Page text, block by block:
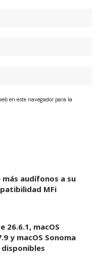
en este navegador para la
más audífonos a su
MFi
26.6.1, macOS
y macOS Sonoma